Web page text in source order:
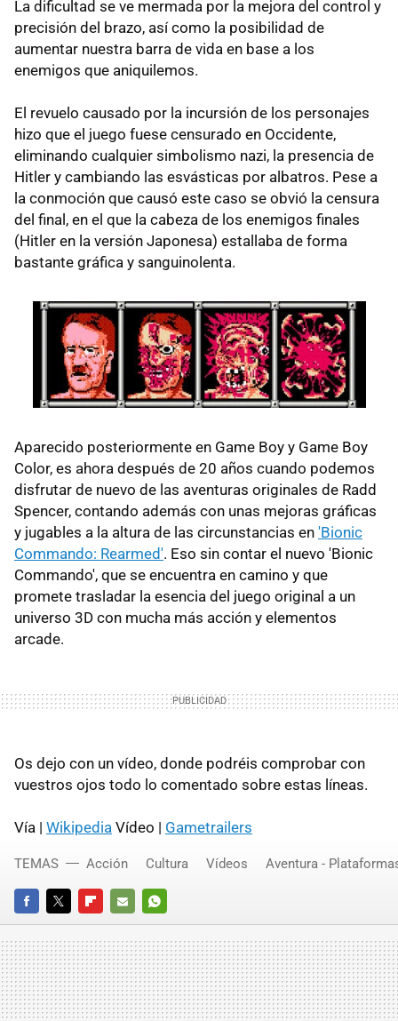
La dificultad se ve mermada por la mejora del control y
precisión del brazo, así como la posibilidad de
aumentar nuestra barra de vida en base a los
enemigos que aniquilemos.
El revuelo causado por la incursión de los personajes
hizo que el juego fuese censurado en Occidente,
eliminando cualquier simbolismo nazi, la presencia de
Hitler y cambiando las esvásticas por albatros. Pese a
la conmoción que causó este caso se obvió la censura
del final, en el que la cabeza de los enemigos finales
(Hitler en la versión Japonesa) estallaba de forma
bastante gráfica y sanguinolenta.
Aparecido posteriormente en Game Boy y Game Boy
Color, es ahora después de 20 años cuando podemos
disfrutar de nuevo de las aventuras originales de Radd
Spencer, contando además con unas mejoras gráficas
y jugables a la altura de las circunstancias en 'Bionic
Commando: Rearmed'. Eso sin contar el nuevo 'Bionic
Commando', que se encuentra en camino y que
promete trasladar la esencia del juego original a un
universo 3D con mucha más acción y elementos
arcade.
Os dejo con un vídeo, donde podréis comprobar con
vuestros ojos todo lo comentado sobre estas líneas.
Vía | Wikipedia Vídeo | Gametrailers
FACEBOOKTWITTERFLIPBOARD
E-
MAIL
WHATSAPP
TEMAS Acción Cultura Vídeos Aventura -